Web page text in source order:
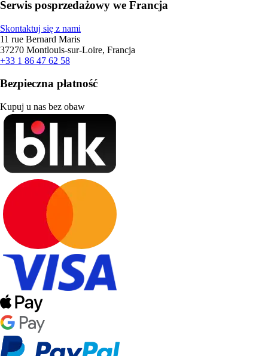
Serwis posprzedażowy we Francja
Skontaktuj się z nami
11 rue Bernard Maris
37270 Montlouis-sur-Loire, Francja
+33 1 86 47 62 58
Bezpieczna płatność
Kupuj u nas bez obaw